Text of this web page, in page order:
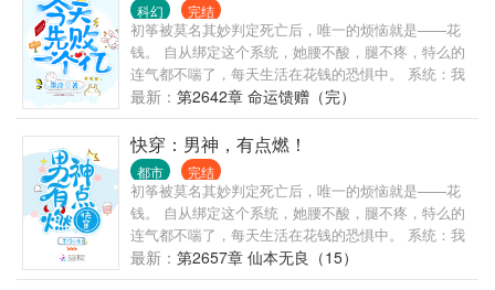
科幻 完结
初筝被莫名其妙判定死亡后，唯一的烦恼就是——花
钱。 自从绑定这个系统，她腰不酸，腿不疼，特么的
连气都不喘了，每天生活在花钱的恐惧中。 系统：我
们定个小目标，先败它一个亿……小姐姐你住手！你
不要随便开启无敌模式！(▼皿▼#) 初筝：你先解释下
这个抱着我大腿的玩意是什么？ 某玩意：宝宝你想怎
么玩都可以。 初筝：（摸刀）那、那我不客气了。 系
统：小姐姐请你放下屠刀！！(▼へ▼メ) #小姐姐，有
钱真的可以为所欲为，了解一下#
最新： 第2642章 命运馈赠（完）
快穿：男神，有点燃！
都市 完结
初筝被莫名其妙判定死亡后，唯一的烦恼就是——花
钱。 自从绑定这个系统，她腰不酸，腿不疼，特么的
连气都不喘了，每天生活在花钱的恐惧中。 系统：我
们定个小目标，先败它一个亿……小姐姐你住手！你
不要随便开启无敌模式！(▼皿▼#) 初筝：你先解释下
最新： 第2657章 仙本无良（15）